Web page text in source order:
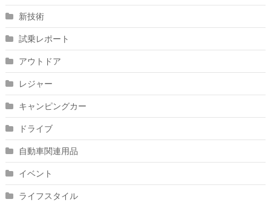
新技術
試乗レポート
アウトドア
レジャー
キャンピングカー
ドライブ
自動車関連用品
イベント
ライフスタイル